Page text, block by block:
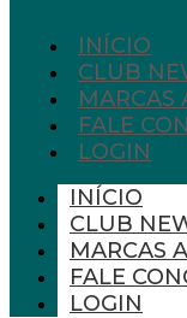
INÍCIO
CLUB
MARCAS
FALE
LOGIN
INÍCIO
CLUB
MARCAS
FALE
LOGIN